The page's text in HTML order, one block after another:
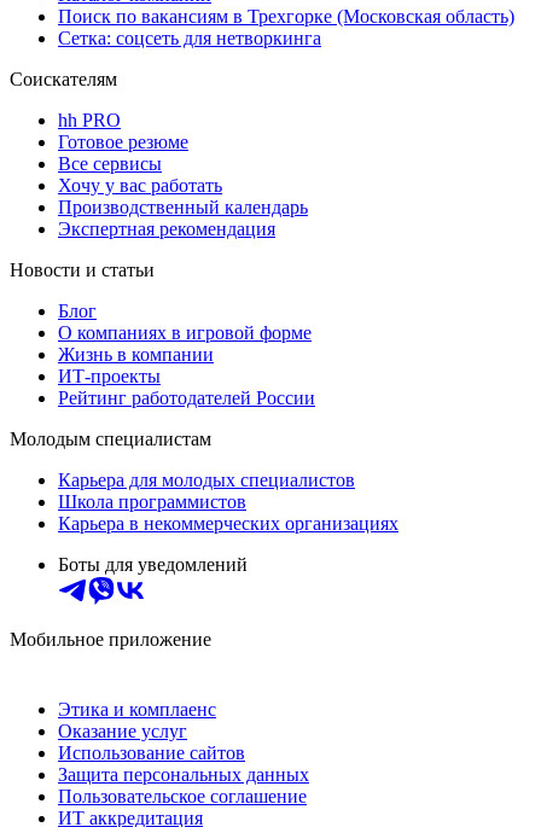
Поиск по вакансиям в Трехгорке (Московская область)
Сетка: соцсеть для нетворкинга
Соискателям
hh PRO
Готовое резюме
Все сервисы
Хочу у вас работать
Производственный календарь
Экспертная рекомендация
Новости и статьи
Блог
О компаниях в игровой форме
Жизнь в компании
ИТ-проекты
Рейтинг работодателей России
Молодым специалистам
Карьера для молодых специалистов
Школа программистов
Карьера в некоммерческих организациях
Боты для уведомлений
Мобильное приложение
Этика и комплаенс
Оказание услуг
Использование сайтов
Защита персональных данных
Пользовательское соглашение
ИТ аккредитация